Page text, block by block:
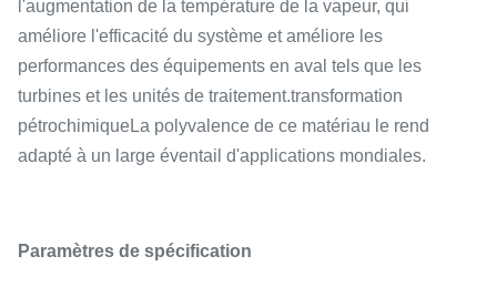
l'augmentation de la température de la vapeur, qui
améliore l'efficacité du système et améliore les
performances des équipements en aval tels que les
turbines et les unités de traitement.transformation
pétrochimiqueLa polyvalence de ce matériau le rend
adapté à un large éventail d'applications mondiales.
Paramètres de spécification